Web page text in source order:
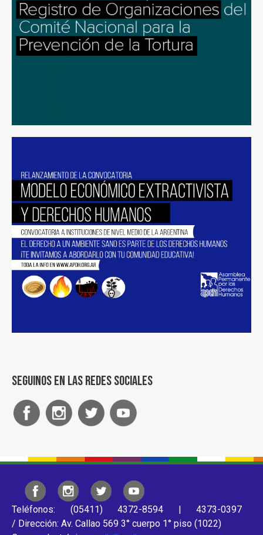
Seguinos en las redes sociales
Teléfonos: (05411) 4372-8594 | 4373-0397
/ Dirección: Av. Callao 569 3° cuerpo 1° piso (1022)